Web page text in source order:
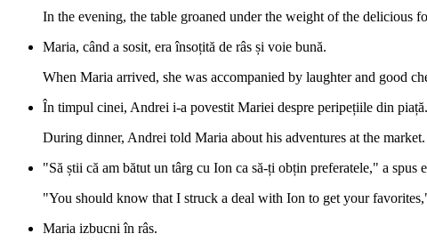
In the evening, the table groaned under the weight of the delicious
Maria, când a sosit, era însoțită de râs și voie bună.
When Maria arrived, she was accompanied by laughter and good
În timpul cinei, Andrei i-a povestit Mariei despre peripețiile din piață.
During dinner, Andrei told Maria about his adventures at the market.
"Să știi că am bătut un târg cu Ion ca să-ți obțin preferatele," a spus
"You should know that I struck a deal with Ion to get your
Maria izbucni în râs.